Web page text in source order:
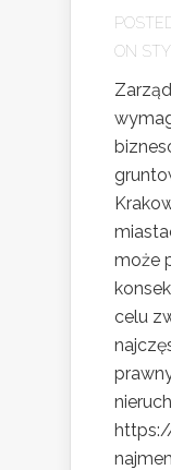
ON STY
może
celu